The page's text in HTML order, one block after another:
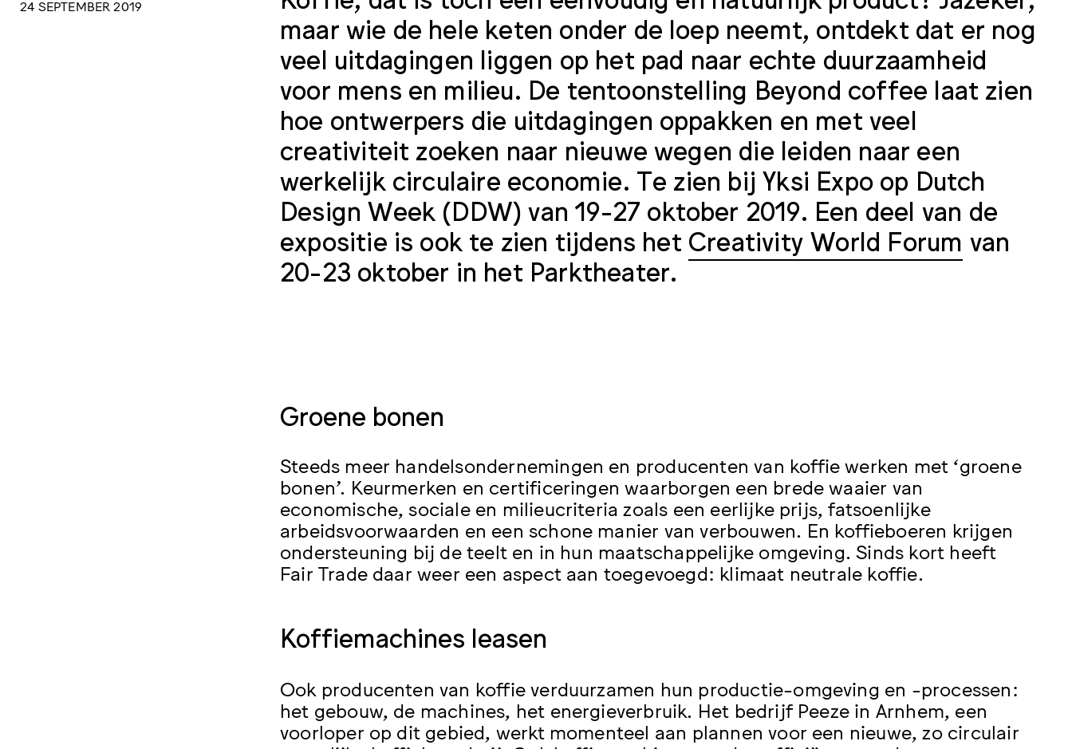
24 SEPTEMBER 2019
maar wie de hele keten onder de loep neemt, ontdekt dat er nog
veel uitdagingen liggen op het pad naar echte duurzaamheid
voor mens en milieu. De tentoonstelling Beyond coffee laat zien
hoe ontwerpers die uitdagingen oppakken en met veel
creativiteit zoeken naar nieuwe wegen die leiden naar een
werkelijk circulaire economie. Te zien bij Yksi Expo op Dutch
Design Week (DDW) van 19-27 oktober 2019. Een deel van de
expositie is ook te zien tijdens het Creativity World Forum van
20-23 oktober in het Parktheater.
Groene bonen
Steeds meer handelsondernemingen en producenten van koffie werken met ‘groene
bonen’. Keurmerken en certificeringen waarborgen een brede waaier van
economische, sociale en milieucriteria zoals een eerlijke prijs, fatsoenlijke
arbeidsvoorwaarden en een schone manier van verbouwen. En koffieboeren krijgen
ondersteuning bij de teelt en in hun maatschappelijke omgeving. Sinds kort heeft
Fair Trade daar weer een aspect aan toegevoegd: klimaat neutrale koffie.
Koffiemachines leasen
Ook producenten van koffie verduurzamen hun productie-omgeving en -processen:
het gebouw, de machines, het energieverbruik. Het bedrijf Peeze in Arnhem, een
voorloper op dit gebied, werkt momenteel aan plannen voor een nieuwe, zo circulair